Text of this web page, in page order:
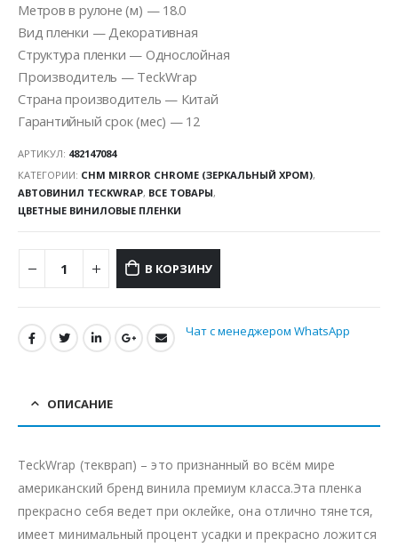
Метров в рулоне (м) — 18.0
Вид пленки — Декоративная
Структура пленки — Однослойная
Производитель — TeckWrap
Страна производитель — Китай
Гарантийный срок (мес) — 12
АРТИКУЛ: 482147084
КАТЕГОРИИ: CHM MIRROR CHROME (ЗЕРКАЛЬНЫЙ ХРОМ),
АВТОВИНИЛ TECKWRAP, ВСЕ ТОВАРЫ,
ЦВЕТНЫЕ ВИНИЛОВЫЕ ПЛЕНКИ
В КОРЗИНУ
Чат с менеджером WhatsApp
ОПИСАНИЕ
TeckWrap (текврап) – это признанный во всём мире
американский бренд винила премиум класса.Эта пленка
прекрасно себя ведет при оклейке, она отлично тянется,
имеет минимальный процент усадки и прекрасно ложится